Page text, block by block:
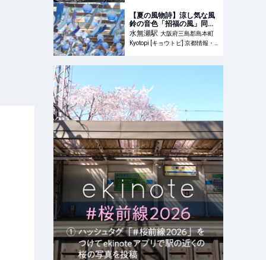
【夏の風物詩】涼し気な風
鈴の音色「招福の風」同じ
柄がないお守りも「水無瀬
神宮」
水無瀬駅 大阪府三島郡島本町
Kyotopi [キョウトピ] 京都情報・観光・旅行・グルメ